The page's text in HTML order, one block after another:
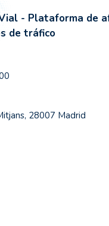
- Plataforma de
de tráfico
28007 Madrid